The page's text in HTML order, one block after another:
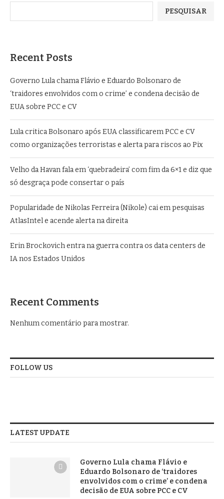
PESQUISAR
Recent Posts
Governo Lula chama Flávio e Eduardo Bolsonaro de
‘traidores envolvidos com o crime’ e condena decisão de
EUA sobre PCC e CV
Lula critica Bolsonaro após EUA classificarem PCC e CV
como organizações terroristas e alerta para riscos ao Pix
Velho da Havan fala em ‘quebradeira’ com fim da 6×1 e diz que
só desgraça pode consertar o país
Popularidade de Nikolas Ferreira (Nikole) cai em pesquisas
AtlasIntel e acende alerta na direita
Erin Brockovich entra na guerra contra os data centers de
IA nos Estados Unidos
Recent Comments
Nenhum comentário para mostrar.
FOLLOW US
LATEST UPDATE
Governo Lula chama Flávio e
Eduardo Bolsonaro de ‘traidores
envolvidos com o crime’ e condena
decisão de EUA sobre PCC e CV